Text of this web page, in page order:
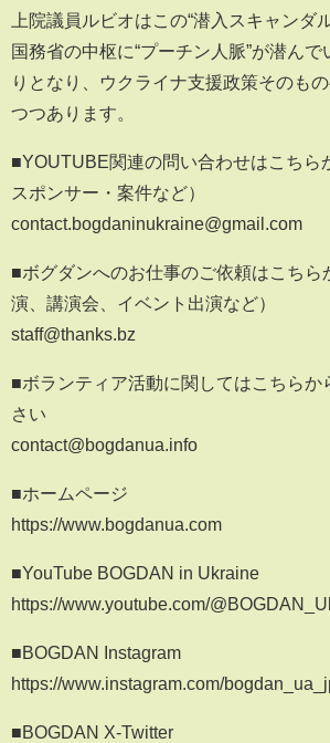
上院議員ルビオはこの“潜入スキャンダ
国務省の中枢に“プーチン人脈”が潜ん
りとなり、ウクライナ支援政策そのも
つつあります。
■YOUTUBE関連の問い合わせはこちら
スポンサー・案件など）
contact.bogdaninukraine@gmail.com
■ボグダンへのお仕事のご依頼はこちら
演、講演会、イベント出演など）
staff@thanks.bz
■ボランティア活動に関してはこちらか
さい
contact@bogdanua.info
■ホームページ
https://www.bogdanua.com
■YouTube BOGDAN in Ukraine
https://www.youtube.com/
■BOGDAN Instagram
https://www.instagram.com/
■BOGDAN X-Twitter